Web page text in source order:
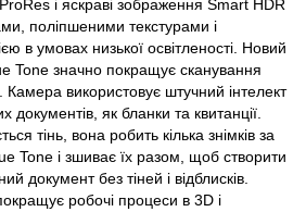
і яскраві зображення Smart HDR
поліпшеними текстурами і
в умовах низької освітленості. Новий
Tone значно покращує сканування
Камера використовує штучний інтелект
документів, як бланки та квитанції.
тінь, вона робить кілька знімків за
Tone і зшиває їх разом, щоб створити
документ без тіней і відблисків.
робочі процеси в 3D і